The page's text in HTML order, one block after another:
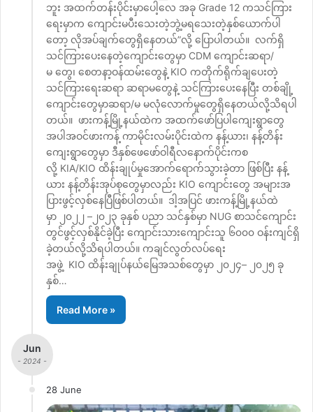
ဘူး အထက်တန်းပိုင်းမှာပေါ့လေ အခု Grade 12 ကသင်ကြား
ရေးမှာက ကျောင်းမပီးသေးတဲ့ဘွဲ့မရသေးတဲ့နှစ်ယောက်ပါ
တော့ လိုအပ်ချက်တွေရှိနေတယ်”လို့ ပြောပါတယ်။ လက်ရှိ
သင်ကြားပေးနေတဲ့ကျောင်းတွေမှာ CDM ကျောင်းဆရာ/
မ တွေ၊ စေတနာ့ဝန်ထမ်းတွေနဲ့ KIO ကတိုက်ရိုက်ချပေးတဲ့
သင်ကြားရေးဆရာ ဆရာမတွေနဲ့ သင်ကြားပေးနေပြီး တစ်ချို့
ကျောင်းတွေမှာဆရာ/မ မလုံလောက်မှုတွေရှိနေတယ်လို့သိရပါ
တယ်။ ဖားကန့်မြို့နယ်ထဲက အထက်ဖော်ပြပါကျေးရွာတွေ
အပါအဝင်ဖားကန့် ကာမိုင်းလမ်းပိုင်းထဲက နန့်ယား၊ နန့်တိန်း
ကျေးရွာတွေမှာ ဒီနှစ်ဖေဖော်ဝါရီလနောက်ပိုင်းကစ
လို့ KIA/KIO ထိန်းချုပ်မှုအောက်ရောက်သွားခဲ့တာ ဖြစ်ပြီး နန့်
ယား နန့်တိန်းအုပ်စုတွေမှာလည်း KIO ကျောင်းတွေ အများအ
ပြားဖွင့်လှစ်နေပြီဖြစ်ပါတယ်။ ဒါ့အပြင် ဖားကန့်မြို့နယ်ထဲ
မှာ ၂၀၂၂ –၂၀၂၃ ခုနှစ် ပညာ သင်နှစ်မှာ NUG စာသင်ကျောင်း
တွင်ဖွင့်လှစ်နိုင်ခဲ့ပြီး ကျောင်းသားကျောင်းသူ ၆၀၀၀ ဝန်းကျင်ရှိ
ခဲ့တယ်လို့သိရပါတယ်။ ကချင်လွတ်လပ်ရေး
အဖွဲ့ KIO ထိန်းချုပ်နယ်မြေအသစ်တွေမှာ ၂၀၂၄– ၂၀၂၅ ခု
နှစ်…
Read More »
Jun
- 2024 -
28 June